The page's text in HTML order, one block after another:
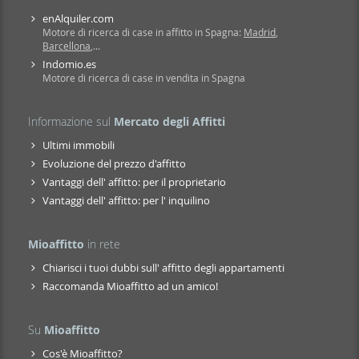
enAlquiler.com
Motore di ricerca di case in affitto in Spagna: Madrid
Barcellona ,...
Indomio.es
Motore di ricerca di case in vendita in Spagna
Informazione sul Mercato degli Affitti
Ultimi immobili
Evoluzione del prezzo d'affitto
Vantaggi dell' affitto: per il proprietario
Vantaggi dell' affitto: per l' inquilino
Mioaffitto in rete
Chiarisci i tuoi dubbi sull' affitto degli appartamenti
Raccomanda Mioaffitto ad un amico!
Su Mioaffitto
Cos'è Mioaffitto?